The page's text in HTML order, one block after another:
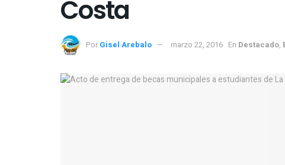
Por Gisel Arebalo marzo 22, 2016 En Destacado,